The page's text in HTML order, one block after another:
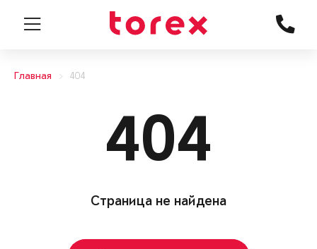
Главная 404
404
Страница не найдена